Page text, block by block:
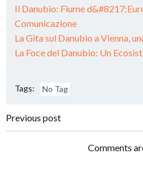
Il Danubio: Fiume
Comunicazione
La Gita sul Danubio a Vienna,
La Foce del Danubio: Un
Tags: No Tag
Post
navigation
Previous post
Comments